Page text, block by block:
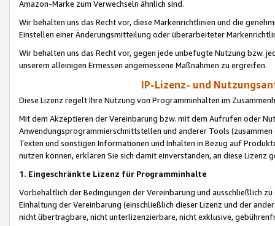
Amazon-Marke zum Verwechseln ähnlich sind.
Wir behalten uns das Recht vor, diese Markenrichtlinien und die
Einstellen einer Änderungsmitteilung oder überarbeiteter
Wir behalten uns das Recht vor, gegen jede unbefugte Nutzung bzw.
unserem alleinigen Ermessen angemessene Maßnahmen zu ergreifen.
IP-Lizenz- und
Diese Lizenz regelt Ihre Nutzung von Programminhalten im
Mit dem Akzeptieren der Vereinbarung bzw. mit dem Aufrufen oder
Anwendungsprogrammierschnittstellen und anderer Tools (zusammen
Texten und sonstigen Informationen und Inhalten in Bezug auf
nutzen können, erklären Sie sich damit einverstanden, an diese Lizenz
1. Eingeschränkte Lizenz für Programminhalte
Vorbehaltlich der Bedingungen der Vereinbarung und ausschließlich
Einhaltung der Vereinbarung (einschließlich dieser Lizenz und der
nicht übertragbare, nicht unterlizenzierbare, nicht exklusive,